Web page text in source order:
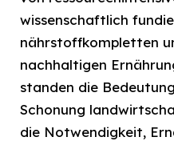
wissenschaftlich
nährstoffkompletten
nachhaltigen
standen die
Schonung
die Notwendigkeit,